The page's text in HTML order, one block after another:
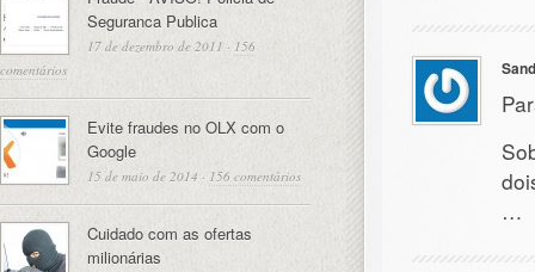
…
Seguranca Publica
17 de dezembro de 2011 · 156
comentários
Evite fraudes no OLX com o
Google
15 de maio de 2014 · 156 comentários
Cuidado com as ofertas
milionárias